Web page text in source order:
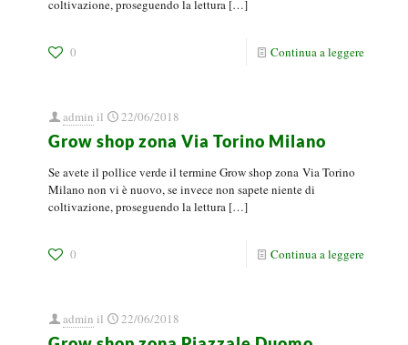
coltivazione, proseguendo la lettura […]
0 Continua a leggere
admin il 22/06/2018
Grow shop zona Via Torino Milano
Se avete il pollice verde il termine Grow shop zona Via Torino
Milano non vi è nuovo, se invece non sapete niente di
coltivazione, proseguendo la lettura […]
0 Continua a leggere
admin il 22/06/2018